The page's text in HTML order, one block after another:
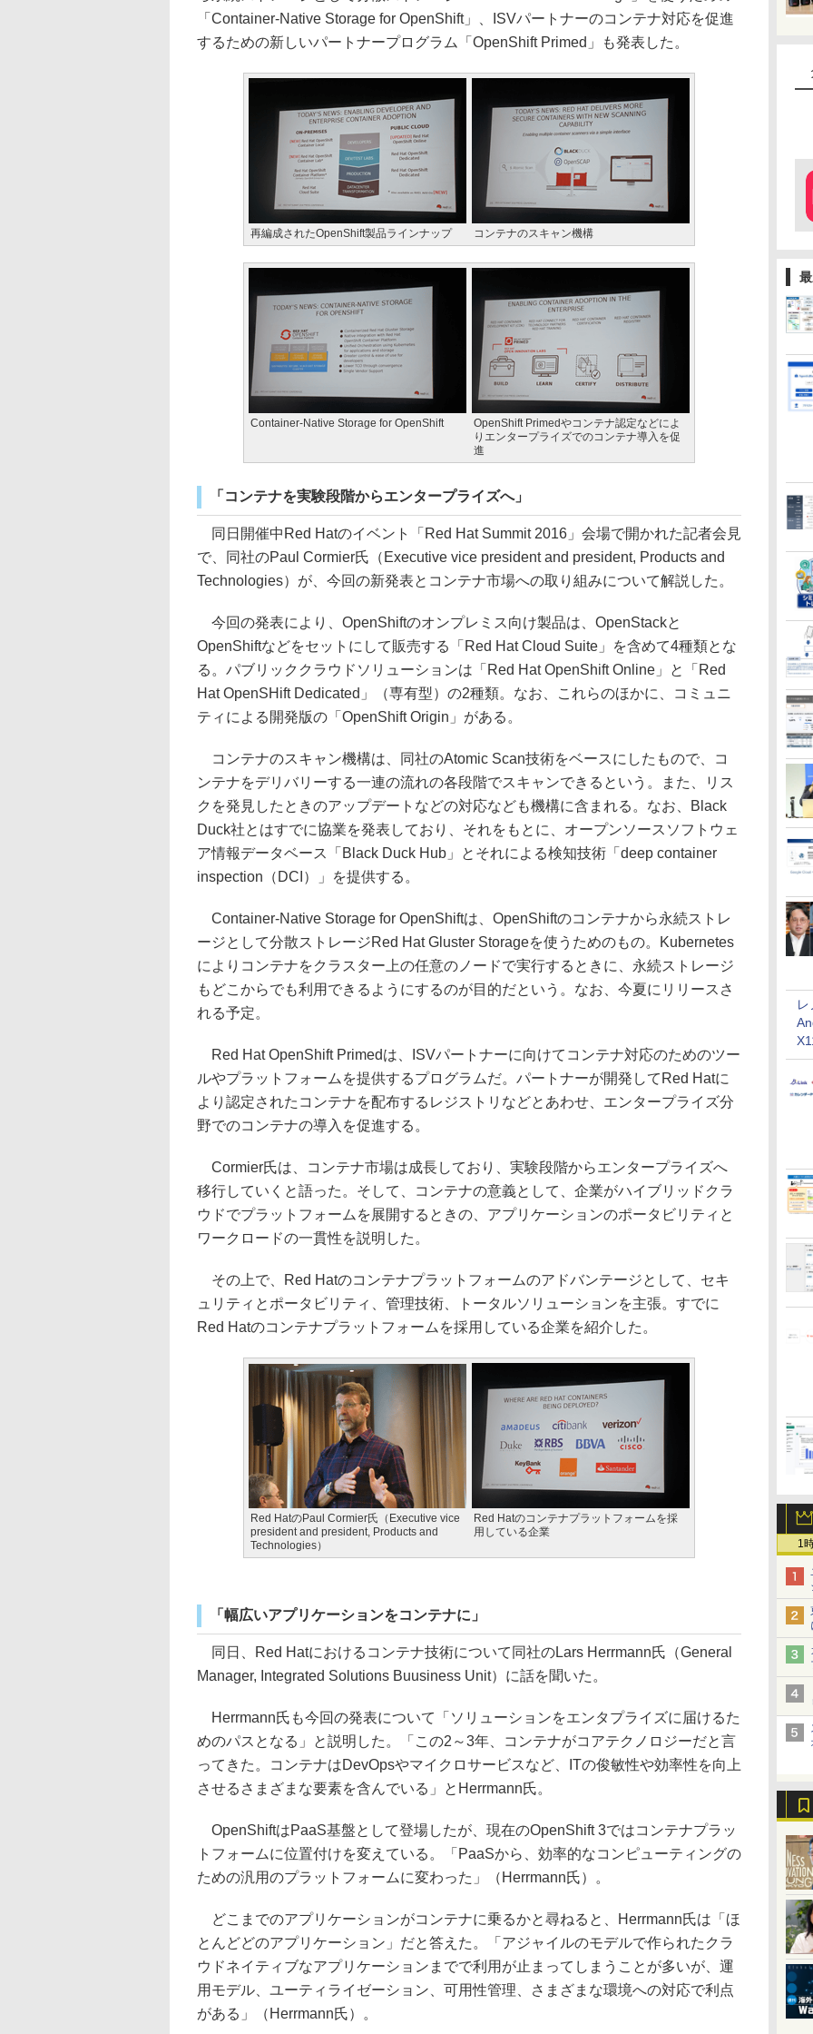
1
「Container-Native Storage for OpenShift」、ISVパートナーのコンテナ対応を促進
するための新しいパートナープログラム「OpenShift Primed」も発表した。
再編成されたOpenShift製品ラインナップ コンテナのスキャン機構
Container-Native Storage for OpenShift
OpenShift Primedやコンテナ認定などによ
りエンタープライズでのコンテナ導入を促
進
「コンテナを実験段階からエンタープライズへ」
同日開催中Red Hatのイベント「Red Hat Summit 2016」会場で開かれた記者会見
で、同社のPaul Cormier氏（Executive vice president and president, Products and
Technologies）が、今回の新発表とコンテナ市場への取り組みについて解説した。
今回の発表により、OpenShiftのオンプレミス向け製品は、OpenStackと
OpenShiftなどをセットにして販売する「Red Hat Cloud Suite」を含めて4種類とな
る。パブリッククラウドソリューションは「Red Hat OpenShift Online」と「Red
Hat OpenSHift Dedicated」（専有型）の2種類。なお、これらのほかに、コミュニ
ティによる開発版の「OpenShift Origin」がある。
コンテナのスキャン機構は、同社のAtomic Scan技術をベースにしたもので、コ
ンテナをデリバリーする一連の流れの各段階でスキャンできるという。また、リス
クを発見したときのアップデートなどの対応なども機構に含まれる。なお、Black
Duck社とはすでに協業を発表しており、それをもとに、オープンソースソフトウェ
ア情報データベース「Black Duck Hub」とそれによる検知技術「deep container
inspection（DCI）」を提供する。
Container-Native Storage for OpenShiftは、OpenShiftのコンテナから永続ストレ
ージとして分散ストレージRed Hat Gluster Storageを使うためのもの。Kubernetes
によりコンテナをクラスター上の任意のノードで実行するときに、永続ストレージ
もどこからでも利用できるようにするのが目的だという。なお、今夏にリリースさ
れる予定。
Red Hat OpenShift Primedは、ISVパートナーに向けてコンテナ対応のためのツー
ルやプラットフォームを提供するプログラムだ。パートナーが開発してRed Hatに
より認定されたコンテナを配布するレジストリなどとあわせ、エンタープライズ分
野でのコンテナの導入を促進する。
Cormier氏は、コンテナ市場は成長しており、実験段階からエンタープライズへ
移行していくと語った。そして、コンテナの意義として、企業がハイブリッドクラ
ウドでプラットフォームを展開するときの、アプリケーションのポータビリティと
ワークロードの一貫性を説明した。
その上で、Red Hatのコンテナプラットフォームのアドバンテージとして、セキ
ュリティとポータビリティ、管理技術、トータルソリューションを主張。すでに
Red Hatのコンテナプラットフォームを採用している企業を紹介した。
Red HatのPaul Cormier氏（Executive vice
president and president, Products and
Technologies）
Red Hatのコンテナプラットフォームを採
用している企業
「幅広いアプリケーションをコンテナに」
同日、Red Hatにおけるコンテナ技術について同社のLars Herrmann氏（General
Manager, Integrated Solutions Buusiness Unit）に話を聞いた。
Herrmann氏も今回の発表について「ソリューションをエンタプライズに届けるた
めのパスとなる」と説明した。「この2～3年、コンテナがコアテクノロジーだと言
ってきた。コンテナはDevOpsやマイクロサービスなど、ITの俊敏性や効率性を向上
させるさまざまな要素を含んでいる」とHerrmann氏。
OpenShiftはPaaS基盤として登場したが、現在のOpenShift 3ではコンテナプラッ
トフォームに位置付けを変えている。「PaaSから、効率的なコンピューティングの
ための汎用のプラットフォームに変わった」（Herrmann氏）。
どこまでのアプリケーションがコンテナに乗るかと尋ねると、Herrmann氏は「ほ
とんどどのアプリケーション」だと答えた。「アジャイルのモデルで作られたクラ
ウドネイティブなアプリケーションまでで利用が止まってしまうことが多いが、運
用モデル、ユーティライゼーション、可用性管理、さまざまな環境への対応で利点
がある」（Herrmann氏）。